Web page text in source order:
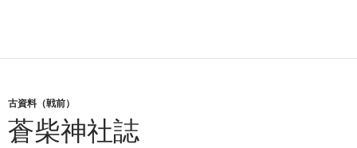
古資料（戦前）
蒼柴神社誌